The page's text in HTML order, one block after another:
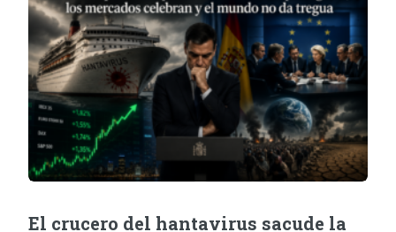
El crucero del hantavirus sacude la